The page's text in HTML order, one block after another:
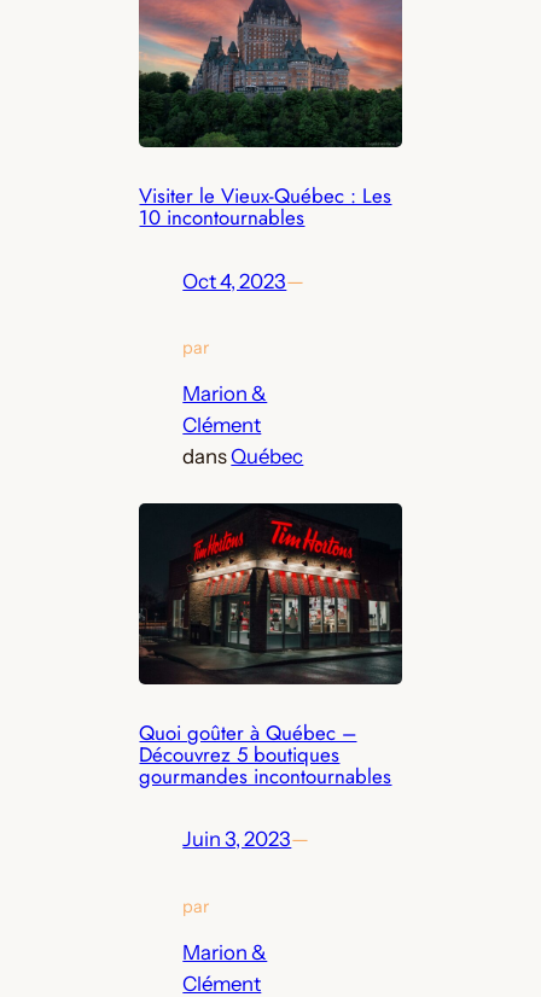
Visiter le Vieux-Québec : Les
10 incontournables
Oct 4, 2023—
par
Marion &
Clément
dansQuébec
Quoi goûter à Québec –
Découvrez 5 boutiques
gourmandes incontournables
Juin 3, 2023—
par
Marion &
Clément